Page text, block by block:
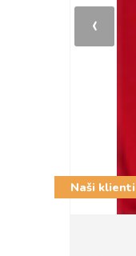
‹
Naši klienti